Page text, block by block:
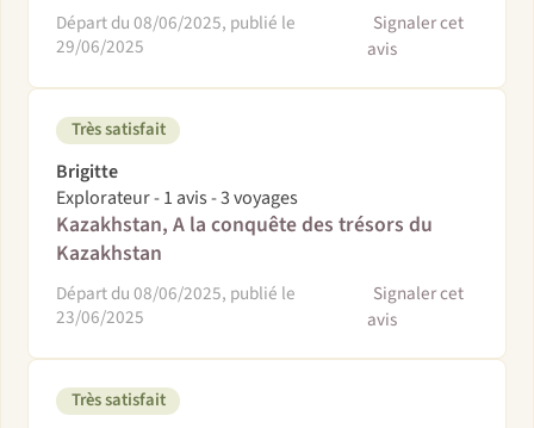
Départ du 08/06/2025, publié le
29/06/2025
Signaler cet
avis
Très satisfait
Brigitte
Explorateur - 1 avis - 3 voyages
Kazakhstan, A la conquête des trésors du
Kazakhstan
Départ du 08/06/2025, publié le
23/06/2025
Signaler cet
avis
Très satisfait